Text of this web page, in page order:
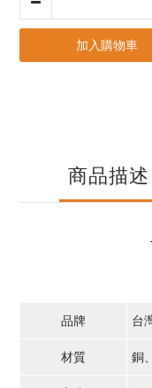
加入購物車
商品描述
品牌 台
材質 銅